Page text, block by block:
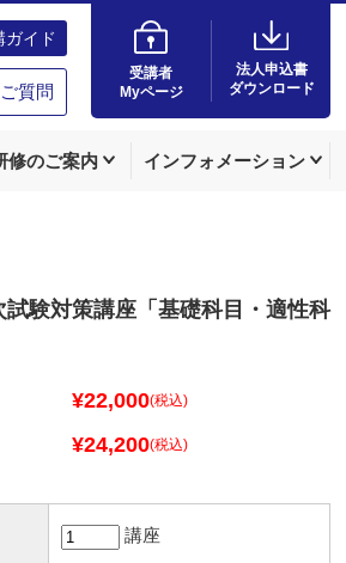
ガイド
質問
受講者
Myページ
法人申込書
ダウンロード
修のご案内 インフォメーション
試験対策講座「基礎科目・適性科
¥22,000(税込)
¥24,200(税込)
講座